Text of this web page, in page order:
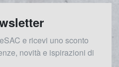
e ricevi uno sconto
novità e ispirazioni di